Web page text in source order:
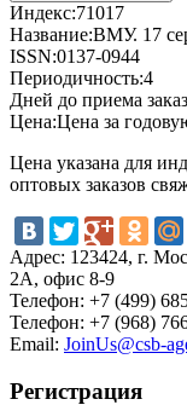
Индекс:71017
Название:ВМУ. 17
ISSN:0137-0944
Периодичность:4
Дней до приема
Цена:Цена за
Цена указана для
оптовых заказов
Адрес: 123424, г.
2А, офис 8-9
Телефон: +7 (499)
Телефон: +7 (968)
Email: JoinUs@csb-
Регистрация